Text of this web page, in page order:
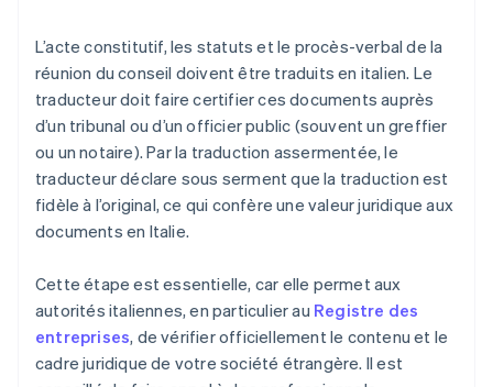
L’acte constitutif, les statuts et le procès-verbal de la
réunion du conseil doivent être traduits en italien. Le
traducteur doit faire certifier ces documents auprès
d’un tribunal ou d’un officier public (souvent un greffier
ou un notaire). Par la traduction assermentée, le
traducteur déclare sous serment que la traduction est
fidèle à l’original, ce qui confère une valeur juridique aux
documents en Italie.
Cette étape est essentielle, car elle permet aux
autorités italiennes, en particulier au Registre des
entreprises, de vérifier officiellement le contenu et le
cadre juridique de votre société étrangère. Il est